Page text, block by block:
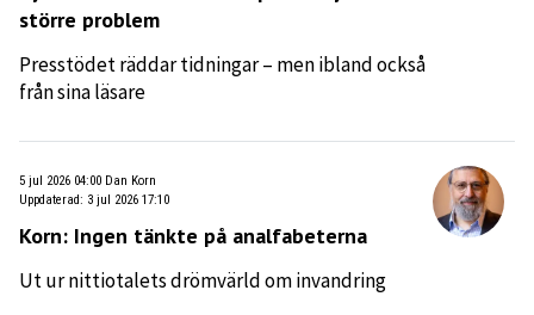
större problem
Presstödet räddar tidningar – men ibland också
från sina läsare
5 jul 2026 04:00 Dan Korn
Uppdaterad: 3 jul 2026 17:10
Korn: Ingen tänkte på analfabeterna
Ut ur nittiotalets drömvärld om invandring